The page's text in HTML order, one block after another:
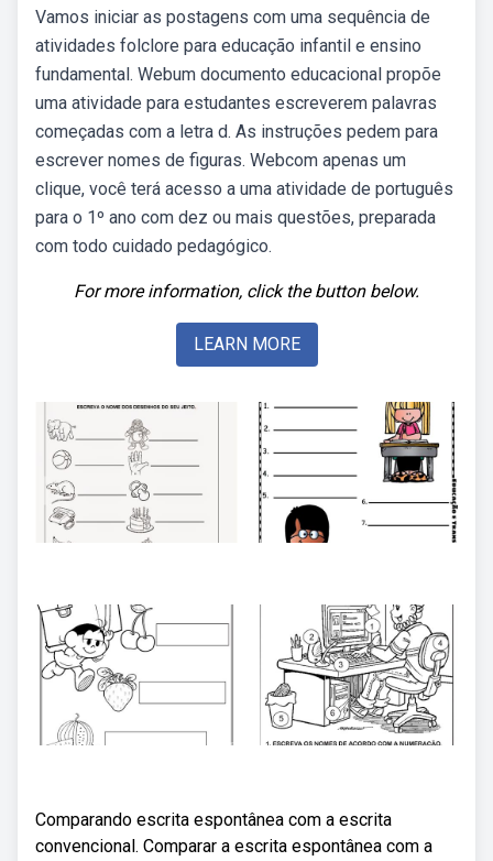
Vamos iniciar as postagens com uma sequência de
atividades folclore para educação infantil e ensino
fundamental. Webum documento educacional propõe
uma atividade para estudantes escreverem palavras
começadas com a letra d. As instruções pedem para
escrever nomes de figuras. Webcom apenas um
clique, você terá acesso a uma atividade de português
para o 1º ano com dez ou mais questões, preparada
com todo cuidado pedagógico.
For more information, click the button below.
LEARN MORE
Comparando escrita espontânea com a escrita
convencional. Comparar a escrita espontânea com a